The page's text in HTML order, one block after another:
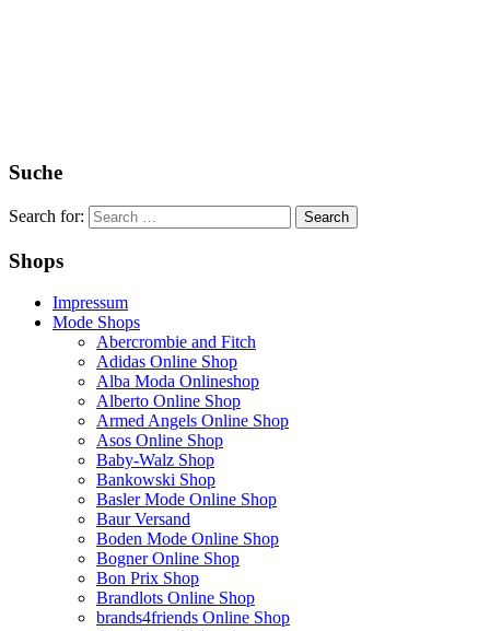
Suche
Search for:
Shops
Impressum
Mode Shops
Abercrombie and Fitch
Adidas Online Shop
Alba Moda Onlineshop
Alberto Online Shop
Armed Angels Online Shop
Asos Online Shop
Baby-Walz Shop
Bankowski Shop
Basler Mode Online Shop
Baur Versand
Boden Mode Online Shop
Bogner Online Shop
Bon Prix Shop
Brandlots Online Shop
brands4friends Online Shop